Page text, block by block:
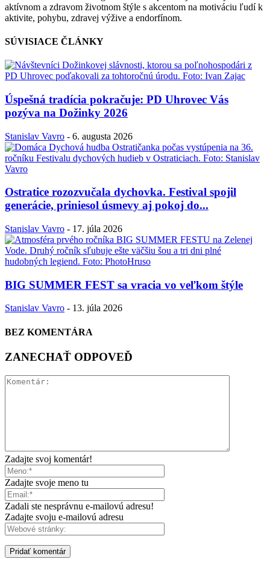
aktívnom a zdravom životnom štýle s akcentom na motiváciu ľudí k
aktivite, pohybu, zdravej výžive a endorfínom.
SÚVISIACE ČLÁNKY
Úspešná tradícia pokračuje: PD Uhrovec Vás
pozýva na Dožinky 2026
Stanislav Vavro - 6. augusta 2026
Ostratice rozozvučala dychovka. Festival spojil
generácie, priniesol úsmevy aj pokoj do...
Stanislav Vavro - 17. júla 2026
BIG SUMMER FEST sa vracia vo veľkom štýle
Stanislav Vavro - 13. júla 2026
BEZ KOMENTÁRA
ZANECHAŤ ODPOVEĎ
Zadajte svoj komentár!
Zadajte svoje meno tu
Zadali ste nesprávnu e-mailovú adresu!
Zadajte svoju e-mailovú adresu